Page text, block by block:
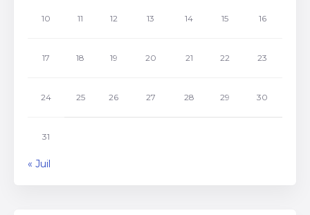
10 11 12 13 14 15 16
17 18 19 20 21 22 23
24 25 26 27 28 29 30
31
« Juil